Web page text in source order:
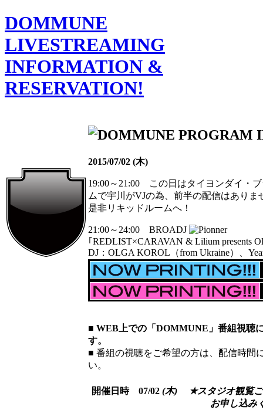
DOMMUNE
LIVESTREAMING
INFORMATION &
RESERVATION!
2015/07/02 (木)
19:00～21:00 この日はタイヨンダイ・
ムで宇川がVJの為、前半の配信はありま
是非リキッドルームへ！
21:00～24:00 BROADJ
｢REDLIST×CARAVAN & Lilium presents
DJ：OLGA KOROL（from Ukraine）、
■ WEB上での「DOMMUNE」番組視聴
す。
■ 番組の視聴をご希望の方は、配信時間
い。
開催日時 07/02 (木)
★スタジオ観覧
お申し込み